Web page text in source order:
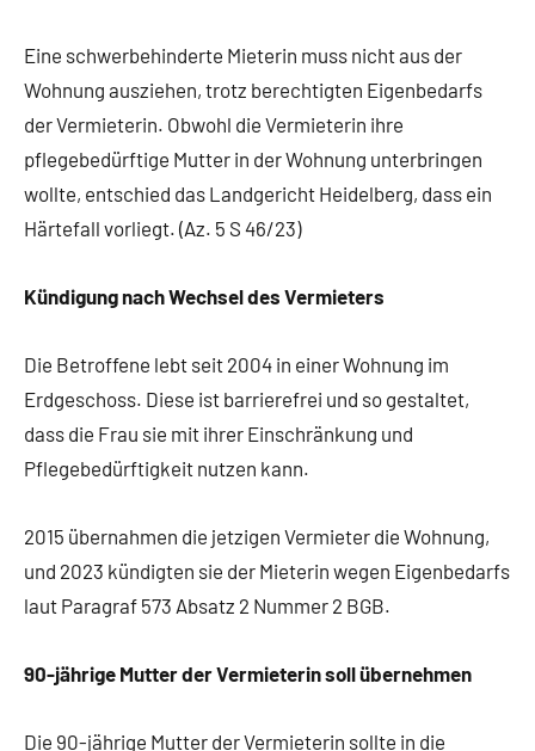
Eine schwerbehinderte Mieterin muss nicht aus der
Wohnung ausziehen, trotz berechtigten Eigenbedarfs
der Vermieterin. Obwohl die Vermieterin ihre
pflegebedürftige Mutter in der Wohnung unterbringen
wollte, entschied das Landgericht Heidelberg, dass ein
Härtefall vorliegt. (Az. 5 S 46/23)
Kündigung nach Wechsel des Vermieters
Die Betroffene lebt seit 2004 in einer Wohnung im
Erdgeschoss. Diese ist barrierefrei und so gestaltet,
dass die Frau sie mit ihrer Einschränkung und
Pflegebedürftigkeit nutzen kann.
2015 übernahmen die jetzigen Vermieter die Wohnung,
und 2023 kündigten sie der Mieterin wegen Eigenbedarfs
laut Paragraf 573 Absatz 2 Nummer 2 BGB.
90-jährige Mutter der Vermieterin soll übernehmen
Die 90-jährige Mutter der Vermieterin sollte in die